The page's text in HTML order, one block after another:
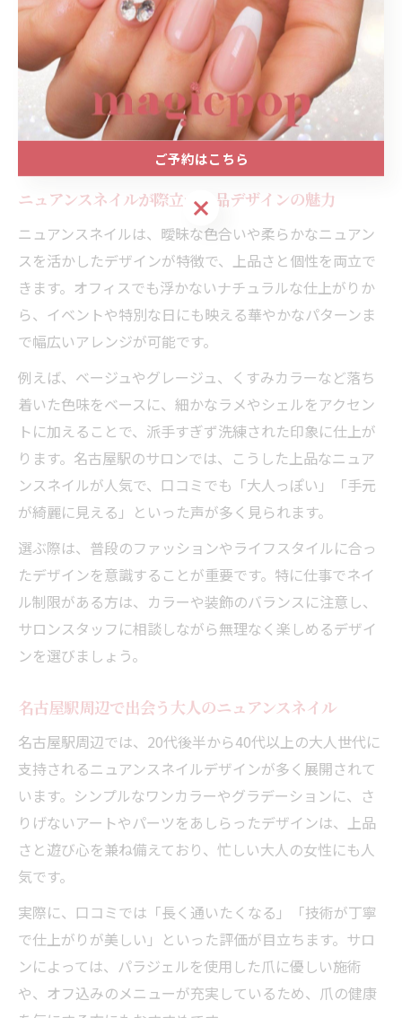
予約の際は、希望するデザイン事例を画像で提示すると
失敗が少ないです。口コミやサロンのメニュー、オフ込
みのサービス内容も事前にチェックしておくと、納得の
いく仕上がりにつながります。初心者の方も、丁寧なカ
ウンセリングが受けられるサロンを選ぶことで安心して
施術を受けられるでしょう。
ニュアンスネイルが際立つ上品デザインの魅力
ニュアンスネイルは、曖昧な色合いや柔らかなニュアン
スを活かしたデザインが特徴で、上品さと個性を両立で
きます。オフィスでも浮かないナチュラルな仕上がりか
ら、イベントや特別な日にも映える華やかなパターンま
で幅広いアレンジが可能です。
例えば、ベージュやグレージュ、くすみカラーなど落ち
着いた色味をベースに、細かなラメやシェルをアクセン
トに加えることで、派手すぎず洗練された印象に仕上が
ります。名古屋駅のサロンでは、こうした上品なニュア
ンスネイルが人気で、口コミでも「大人っぽい」「手元
が綺麗に見える」といった声が多く見られます。
選ぶ際は、普段のファッションやライフスタイルに合っ
たデザインを意識することが重要です。特に仕事でネイ
ル制限がある方は、カラーや装飾のバランスに注意し、
サロンスタッフに相談しながら無理なく楽しめるデザイ
ンを選びましょう。
名古屋駅周辺で出会う大人のニュアンスネイル
名古屋駅周辺では、20代後半から40代以上の大人世代に
支持されるニュアンスネイルデザインが多く展開されて
います。シンプルなワンカラーやグラデーションに、さ
りげないアートやパーツをあしらったデザインは、上品
さと遊び心を兼ね備えており、忙しい大人の女性にも人
気です。
実際に、口コミでは「長く通いたくなる」「技術が丁寧
で仕上がりが美しい」といった評価が目立ちます。サロ
ンによっては、パラジェルを使用した爪に優しい施術
や、オフ込みのメニューが充実しているため、爪の健康
ご予約はこちら
ご予約はこちら